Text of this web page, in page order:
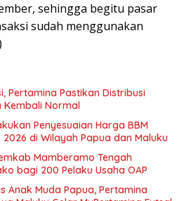
sehingga begitu pasar
sudah menggunakan
Pertamina Pastikan Distribusi
Kembali Normal
Penyesuaian Harga BBM
2026 di Wilayah Papua dan Maluku
Mamberamo Tengah
bagi 200 Pelaku Usaha OAP
Anak Muda Papua, Pertamina